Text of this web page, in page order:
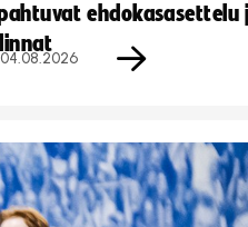
ehdokasasettelu
04.08.2026